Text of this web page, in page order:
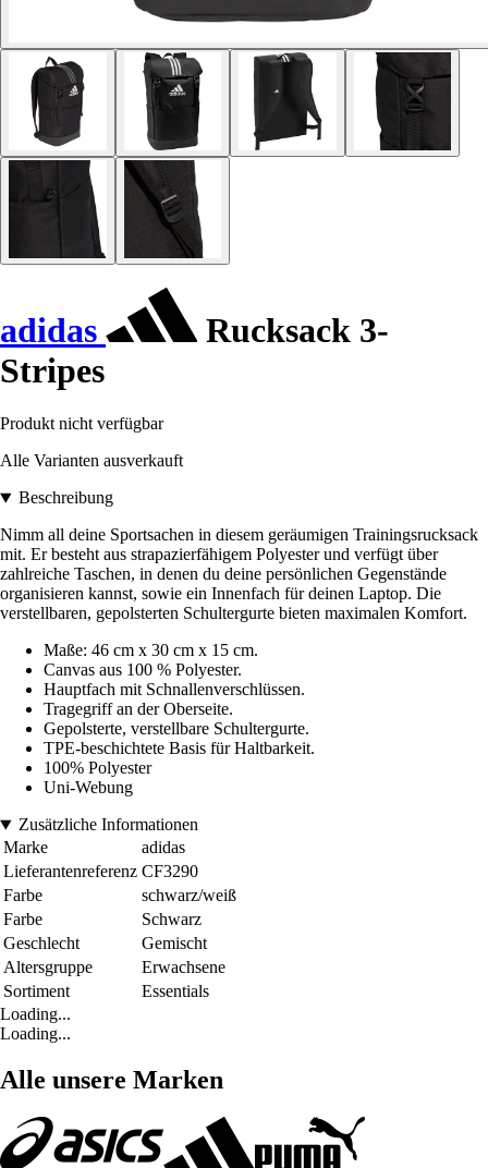
adidas
Rucksack 3-
Stripes
Produkt nicht verfügbar
Alle Varianten ausverkauft
Beschreibung
Nimm all deine Sportsachen in diesem geräumigen Trainingsrucksack
mit. Er besteht aus strapazierfähigem Polyester und verfügt über
zahlreiche Taschen, in denen du deine persönlichen Gegenstände
organisieren kannst, sowie ein Innenfach für deinen Laptop. Die
verstellbaren, gepolsterten Schultergurte bieten maximalen Komfort.
Maße: 46 cm x 30 cm x 15 cm.
Canvas aus 100 % Polyester.
Hauptfach mit Schnallenverschlüssen.
Tragegriff an der Oberseite.
Gepolsterte, verstellbare Schultergurte.
TPE-beschichtete Basis für Haltbarkeit.
100% Polyester
Uni-Webung
Zusätzliche Informationen
Marke
adidas
Lieferantenreferenz CF3290
Farbe
schwarz/weiß
Farbe
Schwarz
Geschlecht
Gemischt
Altersgruppe
Erwachsene
Sortiment
Essentials
Loading...
Loading...
Alle unsere Marken